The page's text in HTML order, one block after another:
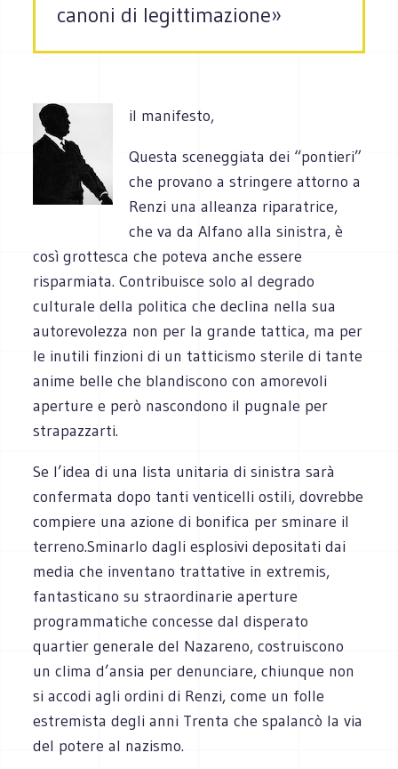
canoni di legittimazione»
il manifesto,
Questa sceneggiata dei “pontieri”
che provano a stringere attorno a
Renzi una alleanza riparatrice,
che va da Alfano alla sinistra, è
così grottesca che poteva anche essere
risparmiata. Contribuisce solo al degrado
culturale della politica che declina nella sua
autorevolezza non per la grande tattica, ma per
le inutili finzioni di un tatticismo sterile di tante
anime belle che blandiscono con amorevoli
aperture e però nascondono il pugnale per
strapazzarti.
Se l’idea di una lista unitaria di sinistra sarà
confermata dopo tanti venticelli ostili, dovrebbe
compiere una azione di bonifica per sminare il
terreno.Sminarlo dagli esplosivi depositati dai
media che inventano trattative in extremis,
fantasticano su straordinarie aperture
programmatiche concesse dal disperato
quartier generale del Nazareno, costruiscono
un clima d’ansia per denunciare, chiunque non
si accodi agli ordini di Renzi, come un folle
estremista degli anni Trenta che spalancò la via
del potere al nazismo.